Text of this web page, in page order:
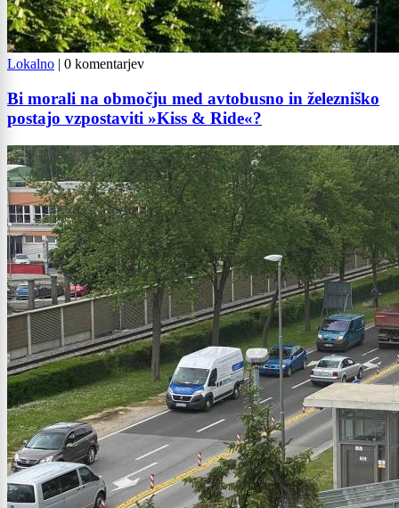
Lokalno | 0 komentarjev
Bi morali na območju med avtobusno in železniško
postajo vzpostaviti »Kiss & Ride«?